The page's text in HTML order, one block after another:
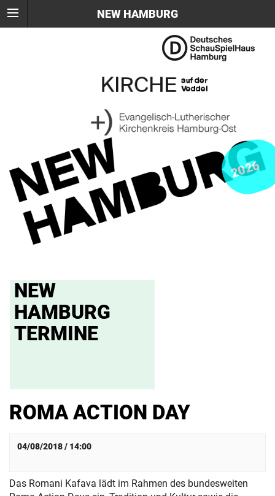
NEW HAMBURG
2026
NEW
HAMBURG
TERMINE
ROMA ACTION DAY
04/08/2018 / 14:00
Das Romani Kafava lädt im Rahmen des bundesweiten